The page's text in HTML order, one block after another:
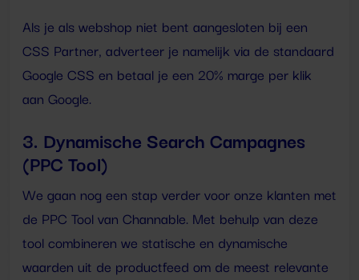
Als je als webshop niet bent aangesloten bij een
CSS Partner, adverteer je namelijk via de standaard
Google CSS en betaal je een 20% marge per klik
aan Google.
3. Dynamische Search Campagnes
(PPC Tool)
We gaan nog een stap verder voor onze klanten met
de PPC Tool van Channable. Met behulp van deze
tool combineren we statische en dynamische
waarden uit de productfeed om de meest relevante